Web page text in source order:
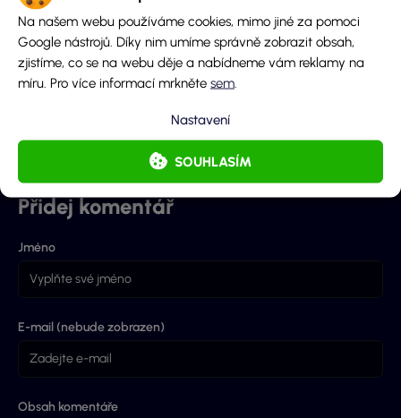
Na našem webu používáme cookies, mimo jiné za pomoci
Google nástrojů. Díky nim umíme správně zobrazit obsah,
zjistíme, co se na webu děje a nabídneme vám reklamy na
míru. Pro více informací mrkněte sem
SOUHLASÍM
Nastavení
Kč v LuckyBet:
Osmikorunový
výstřel trefil
3129×!
dobrodružství s
50 free spiny u
Apollo Games!
Nikola
gól
favorita
Zlatý
Přidej komentář
Jméno
E-mail (nebude zobrazen)
Obsah komentáře